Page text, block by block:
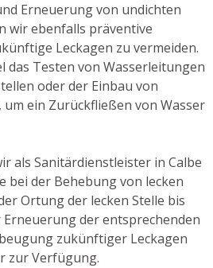
Erneuerung von undichten
wir ebenfalls präventive
Leckagen zu vermeiden.
das Testen von Wasserleitungen
oder der Einbau von
ein Zurückfließen von Wasser
als Sanitärdienstleister in Calbe
bei der Behebung von lecken
Ortung der lecken Stelle bis
der entsprechenden
zukünftiger Leckagen
zur Verfügung.